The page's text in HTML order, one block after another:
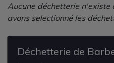
Aucune déchetterie n'existe
avons selectionné les
Déchetterie de